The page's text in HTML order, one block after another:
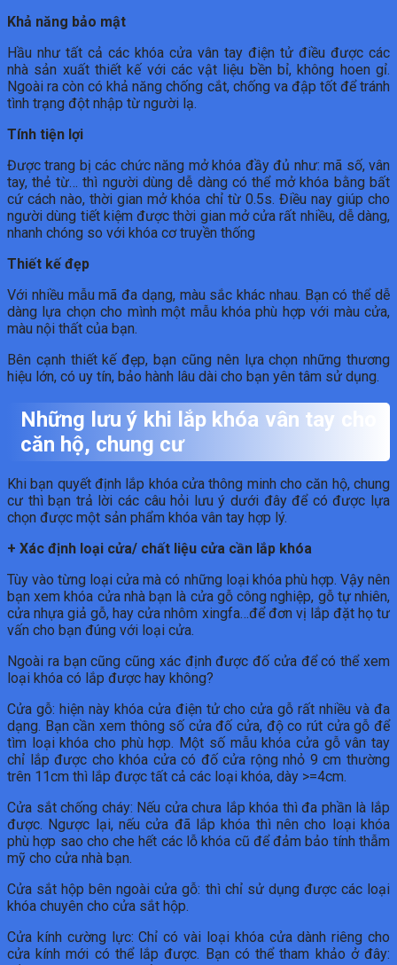
Khả năng bảo mật
Hầu như tất cả các khóa cửa vân tay điện tử điều được các
nhà sản xuất thiết kế với các vật liệu bền bỉ, không hoen gỉ.
Ngoài ra còn có khả năng chống cắt, chống va đập tốt để tránh
tình trạng đột nhập từ người lạ.
Tính tiện lợi
Được trang bị các chức năng mở khóa đầy đủ như: mã số, vân
tay, thẻ từ… thì người dùng dễ dàng có thể mở khóa bằng bất
cứ cách nào, thời gian mở khóa chỉ từ 0.5s. Điều nay giúp cho
người dùng tiết kiệm được thời gian mở cửa rất nhiều, dễ dàng,
nhanh chóng so với khóa cơ truyền thống
Thiết kế đẹp
Với nhiều mẫu mã đa dạng, màu sắc khác nhau. Bạn có thể dễ
dàng lựa chọn cho mình một mẫu khóa phù hợp với màu cửa,
màu nội thất của bạn.
Bên cạnh thiết kế đẹp, bạn cũng nên lựa chọn những thương
hiệu lớn, có uy tín, bảo hành lâu dài cho bạn yên tâm sử dụng.
Những lưu ý khi lắp khóa vân tay cho
căn hộ, chung cư
Khi bạn quyết định lắp khóa cửa thông minh cho căn hộ, chung
cư thì bạn trả lời các câu hỏi lưu ý dưới đây để có được lựa
chọn được một sản phẩm khóa vân tay hợp lý.
+ Xác định loại cửa/ chất liệu cửa cần lắp khóa
Tùy vào từng loại cửa mà có những loại khóa phù hợp. Vậy nên
bạn xem khóa cửa nhà bạn là cửa gỗ công nghiệp, gỗ tự nhiên,
cửa nhựa giả gỗ, hay cửa nhôm xingfa…để đơn vị lắp đặt họ tư
vấn cho bạn đúng với loại cửa.
Ngoài ra bạn cũng cũng xác định được đố cửa để có thể xem
loại khóa có lắp được hay không?
Cửa gỗ: hiện này khóa cửa điện tử cho cửa gỗ rất nhiều và đa
dạng. Bạn cần xem thông số cửa đố cửa, độ co rút cửa gỗ để
tìm loại khóa cho phù hợp. Một số mẫu khóa cửa gỗ vân tay
chỉ lắp được cho khóa cửa có đố cửa rộng nhỏ 9 cm thường
trên 11cm thì lắp được tất cả các loại khóa, dày >=4cm.
Cửa sắt chống cháy: Nếu cửa chưa lắp khóa thì đa phần là lắp
được. Ngược lại, nếu cửa đã lắp khóa thì nên cho loại khóa
phù hợp sao cho che hết các lỗ khóa cũ để đảm bảo tính thẫm
mỹ cho cửa nhà bạn.
Cửa sắt hộp bên ngoài cửa gỗ: thì chỉ sử dụng được các loại
khóa chuyên cho cửa sắt hộp.
Cửa kính cường lực: Chỉ có vài loại khóa cửa dành riêng cho
cửa kính mới có thể lắp được. Bạn có thể tham khảo ở đây: